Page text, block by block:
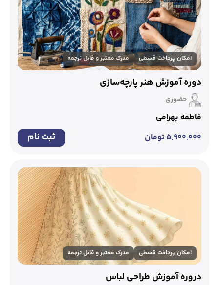
امکان پرداخت قسطی مدرک معتبر و قابل ترجمه
دوره آموزش هنر پارچه‌سازی
حضوری
فاطمه بهرامی
۵,۹۰۰,۰۰۰ تومان ثبت نام
امکان پرداخت قسطی مدرک معتبر و قابل ترجمه
دروره آموزش طراحی لباس